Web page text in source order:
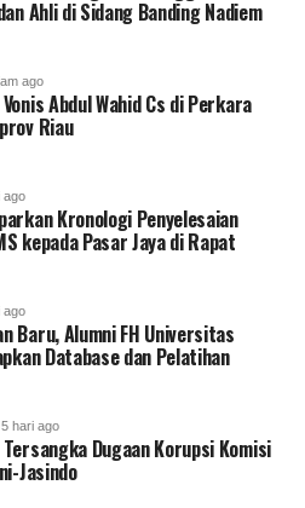
Ahli di Sidang Banding Nadiem
ago
Abdul Wahid Cs di Perkara
Riau
ago
Kronologi Penyelesaian
kepada Pasar Jaya di Rapat
ago
Baru, Alumni FH Universitas
Database dan Pelatihan
5 hari ago
Tersangka Dugaan Korupsi Komisi
Jasindo